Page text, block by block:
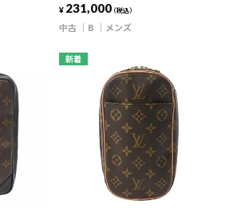
¥ 231,000（税込）
中古 B メンズ
新着